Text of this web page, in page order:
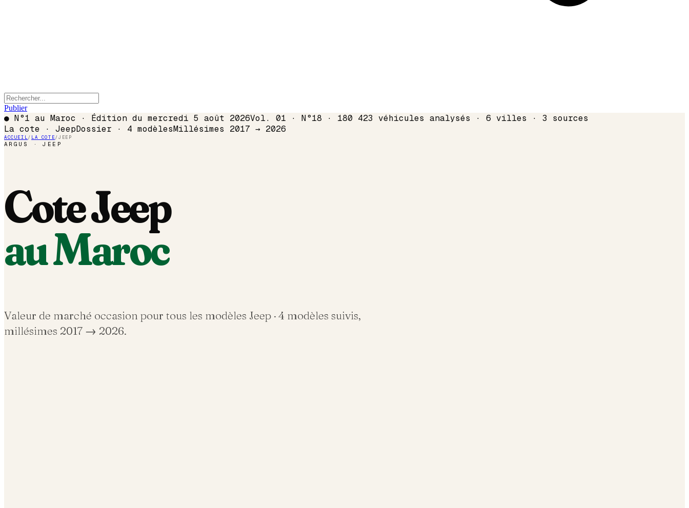
Publier
● N°1 au Maroc · Édition du mercredi 5 août 2026Vol. 01 · N°18 · 180 423 véhicules analysés · 6 villes · 3 sources
La cote · JeepDossier · 4 modèlesMillésimes 2017 → 2026
ACCUEIL/ LA COTE/JEEP
ARGUS ·JEEP
CoteJeep
au Maroc
Valeur de marché occasion pour tous les modèles Jeep ·4 modèles suivis,
millésimes 2017 → 2026.